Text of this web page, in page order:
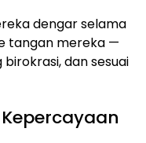
dengar selama
tangan mereka —
dan sesuai